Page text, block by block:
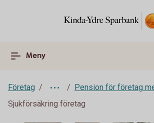
Meny
Företag
Pension för företag
Sjukförsäkring företag